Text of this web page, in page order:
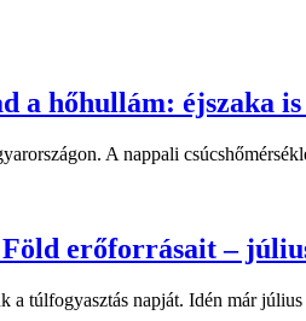
a hőhullám: éjszaka
A nappali
erőforrásait –
a túlfogyasztás napját. Idén már